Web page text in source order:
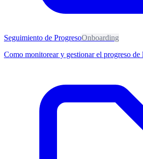
Seguimiento de ProgresoOnboarding
Como monitorear y gestionar el progreso